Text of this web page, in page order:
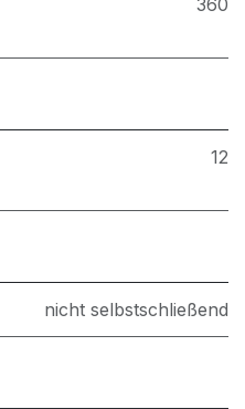
360
12
nicht selbstschließend